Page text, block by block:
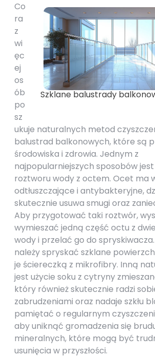
Szklane balustrady
Co
ra
z
wi
ęc
ej
os
ób
po
sz
ukuje naturalnych metod
balustrad balkonowych, które są
środowiska i zdrowia. Jednym z
najpopularniejszych sposobów
roztworu wody z octem. Ocet ma
odtłuszczające i antybakteryjne,
skutecznie usuwa smugi oraz
Aby przygotować taki roztwór,
wymieszać jedną część octu z
wody i przelać go do
należy spryskać szklane
je ściereczką z mikrofibry. Inną
jest użycie soku z cytryny
który również skutecznie radzi
zabrudzeniami oraz nadaje szkłu
pamiętać o regularnym
aby uniknąć gromadzenia się
mineralnych, które mogą być
usunięcia w przyszłości.